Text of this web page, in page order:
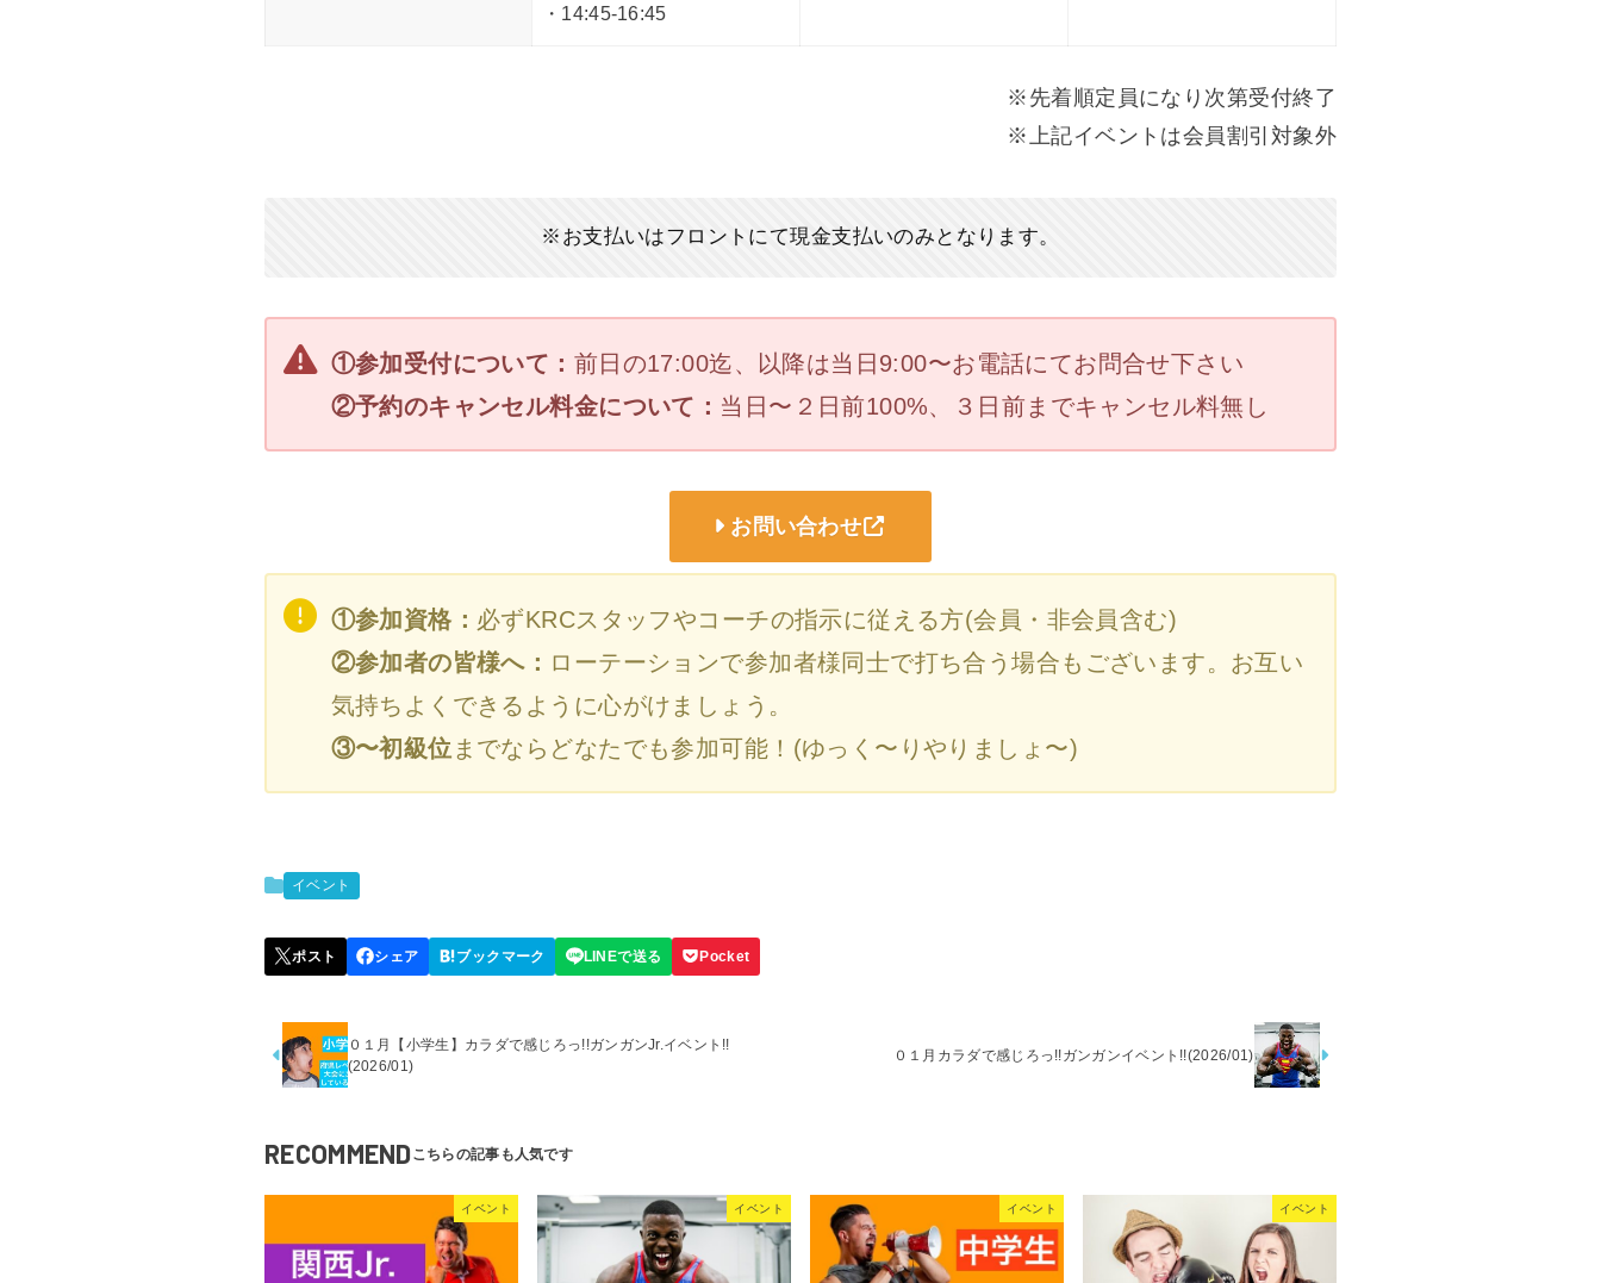
・14:45-16:45
※先着順定員になり次第受付終了
※上記イベントは会員割引対象外
※お支払いはフロントにて現金支払いのみとなります。
①参加受付について： 前日の17:00迄、以降は当日9:00〜お電話にてお問合せ下さい
②予約のキャンセル料金について： 当日〜２日前100%、３日前までキャンセル料無し
お問い合わせ
①参加資格： 必ずKRCスタッフやコーチの指示に従える方(会員・非会員含む)
②参加者の皆様へ： ローテーションで参加者様同士で打ち合う場合もございます。お互い
気持ちよくできるように心がけましょう。
③〜初級位 までならどなたでも参加可能！(ゆっく〜りやりましょ〜)
イベント
０１月【小学生】カラダで感じろっ!!ガンガンJr.イベント!!
(2026/01)
０１月カラダで感じろっ!!ガンガンイベント!!(2026/01)
RECOMMEND
イベント イベント イベント イベント